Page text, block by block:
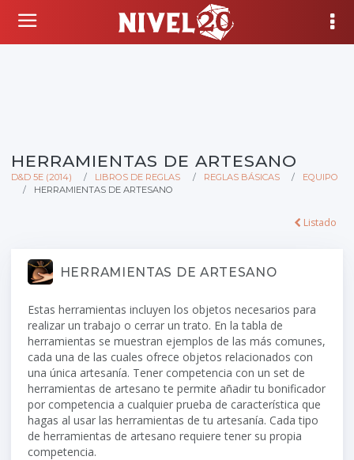
HERRAMIENTAS DE ARTESANO
D&D 5E (2014) LIBROS DE REGLAS REGLAS BÁSICAS
EQUIPO
HERRAMIENTAS DE ARTESANO
Listado
HERRAMIENTAS DE ARTESANO
Estas herramientas incluyen los objetos necesarios para
realizar un trabajo o cerrar un trato. En la tabla de
herramientas se muestran ejemplos de las más comunes,
cada una de las cuales ofrece objetos relacionados con
una única artesanía. Tener competencia con un set de
herramientas de artesano te permite añadir tu bonificador
por competencia a cualquier prueba de característica que
hagas al usar las herramientas de tu artesanía. Cada tipo
de herramientas de artesano requiere tener su propia
competencia.